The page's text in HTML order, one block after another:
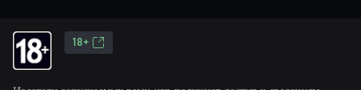
18+